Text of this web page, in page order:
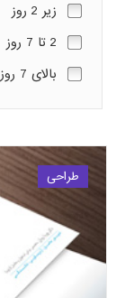
زیر 2 روز
2 تا 7 روز
بالای 7 روز
طراحی